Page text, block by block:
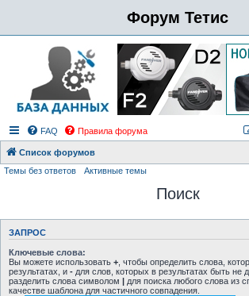
Форум Тетис
FAQ Правила форума
Список форумов
Темы без ответов
Активные темы
Поиск
ЗАПРОС
Ключевые слова:
Вы можете использовать + , чтобы определить слова,
результатах, и - для слов, которых в результатах быть
разделить слова символом | для поиска любого слова из
качестве шаблона для частичного совпадения.